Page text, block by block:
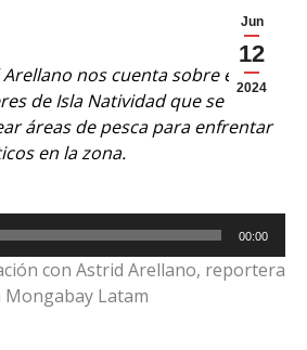
Jun
12
2024
nos cuenta sobre el
de Isla Natividad que se
áreas de pesca para enfrentar
en la zona.
00:00
con Astrid Arellano, reportera
Mongabay Latam